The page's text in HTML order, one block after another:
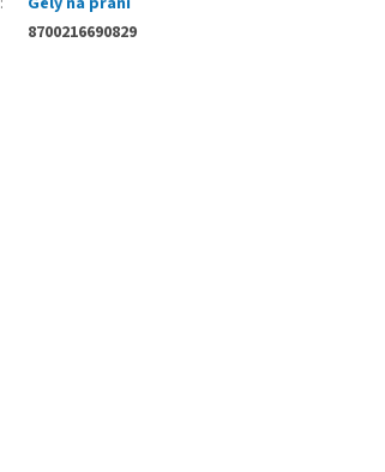
8700216690829